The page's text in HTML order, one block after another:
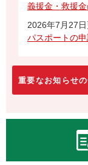
義援金・救援
2026年7月27
パスポートの申
重要なお知らせ